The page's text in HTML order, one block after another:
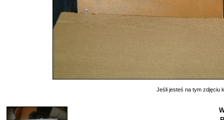
Jeśli jesteś na tym zdjęciu